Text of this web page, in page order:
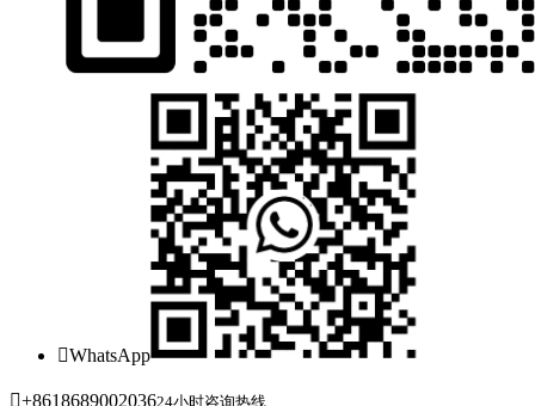
WhatsApp
+861868900203624小时咨询热线